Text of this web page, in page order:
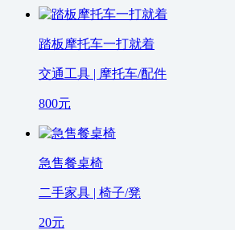
踏板摩托车一打就着
交通工具 | 摩托车/配件
800元
急售餐桌椅
二手家具 | 椅子/凳
20元